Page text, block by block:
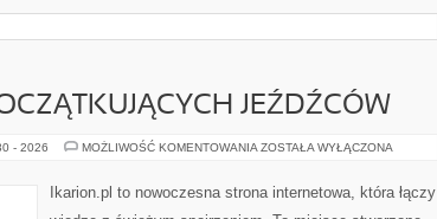
JEŹDŹCÓW
- 2026 MOŻLIWOŚĆ KOMENTOWANIA PORADY
JEŹDŹCÓW
ZOSTAŁA WYŁĄCZONA
Ikarion.pl to nowoczesna strona internetowa, która łączy